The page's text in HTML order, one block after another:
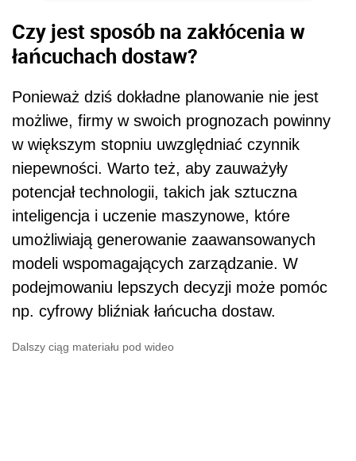
Czy jest sposób na zakłócenia w
łańcuchach dostaw?
Ponieważ dziś dokładne planowanie nie jest
możliwe, firmy w swoich prognozach powinny
w większym stopniu uwzględniać czynnik
niepewności. Warto też, aby zauważyły
potencjał technologii, takich jak sztuczna
inteligencja i uczenie maszynowe, które
umożliwiają generowanie zaawansowanych
modeli wspomagających zarządzanie. W
podejmowaniu lepszych decyzji może pomóc
np. cyfrowy bliźniak łańcucha dostaw.
Dalszy ciąg materiału pod wideo